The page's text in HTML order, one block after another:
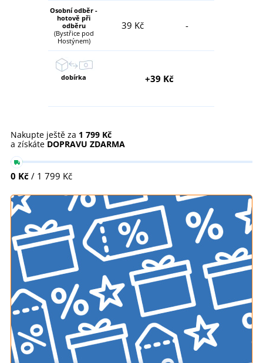
Osobní odběr -
hotově při
odběru
(Bystřice pod
Hostýnem)
39 Kč -
dobírka +39 Kč
Nakupte ještě za 1 799 Kč
a získáte DOPRAVU ZDARMA
0 Kč / 1 799 Kč